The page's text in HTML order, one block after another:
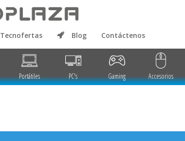
Tecnofertas Blog Contáctenos
Portátiles PC's Gaming Accesorios